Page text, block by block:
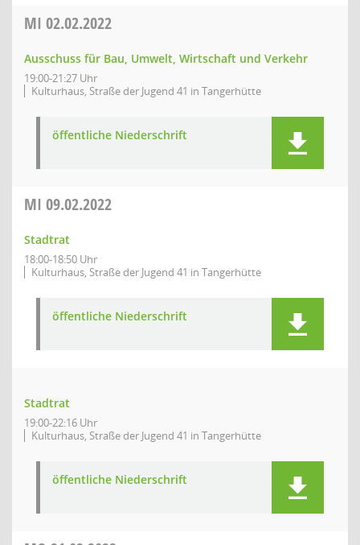
MI 02.02.2022
Ausschuss für Bau, Umwelt, Wirtschaft und Verkehr
19:00-21:27 Uhr
Kulturhaus, Straße der Jugend 41 in Tangerhütte
öffentliche Niederschrift
MI 09.02.2022
Stadtrat
18:00-18:50 Uhr
Kulturhaus, Straße der Jugend 41 in Tangerhütte
öffentliche Niederschrift
Stadtrat
19:00-22:16 Uhr
Kulturhaus, Straße der Jugend 41 in Tangerhütte
öffentliche Niederschrift